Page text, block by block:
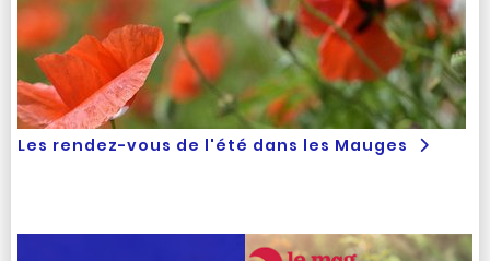
Les rendez-vous de l'été dans les Mauges